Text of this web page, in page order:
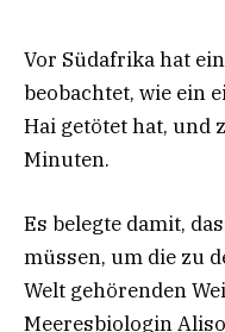
Vor Südafrika hat
beobachtet, wie ein
Hai getötet hat, und
Minuten.
Es belegte damit,
müssen, um die zu
Welt gehörenden
Meeresbiologin